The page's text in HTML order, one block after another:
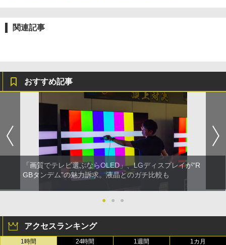
関連記事
おすすめ記事
「画質でテレビ選ぶならOLED」、LGディスプレイが“R
GBタンデム”の魅力訴求。液晶とのガチ比較も
● ● ●
アクセスランキング
1時間 24時間 1週間 1カ月